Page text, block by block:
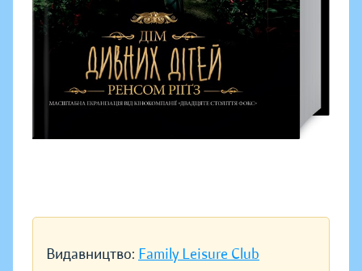
Видавництво: Family Leisure Club